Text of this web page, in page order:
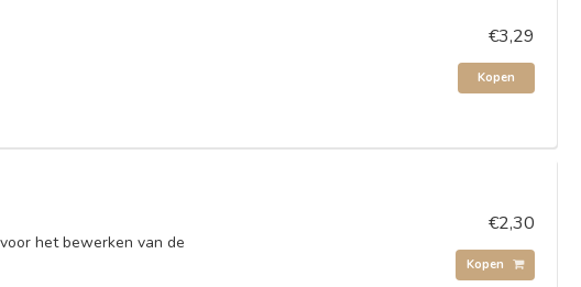
€3,29
Kopen
het bewerken van de
€2,30
Kopen